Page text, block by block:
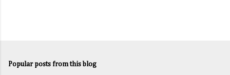
Popular posts from this blog